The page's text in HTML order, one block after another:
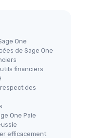
One
de Sage One
financiers
des
One Paie
efficacement